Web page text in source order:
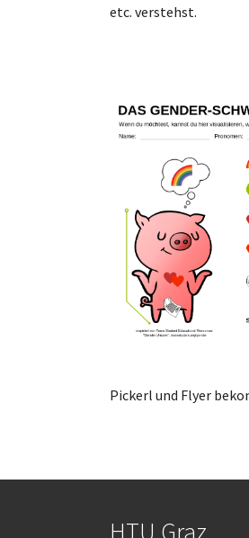
etc. verstehst.
Show larger version
Pickerl und Flyer